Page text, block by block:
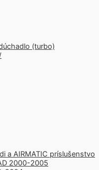
(turbo)
a AIRMATIC príslušenstvo
2000-2005